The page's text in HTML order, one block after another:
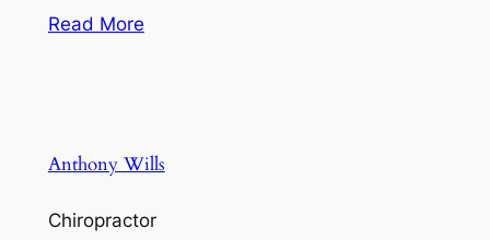
Read More
Anthony Wills
Chiropractor